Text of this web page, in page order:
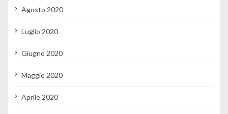
Agosto 2020
Luglio 2020
Giugno 2020
Maggio 2020
Aprile 2020